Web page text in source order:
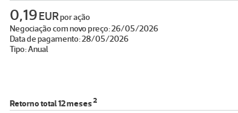
0,19EURpor ação
Negociação com novo preço:26/05/2026
Data de pagamento:28/05/2026
Tipo:Anual
Retorno total12 meses2